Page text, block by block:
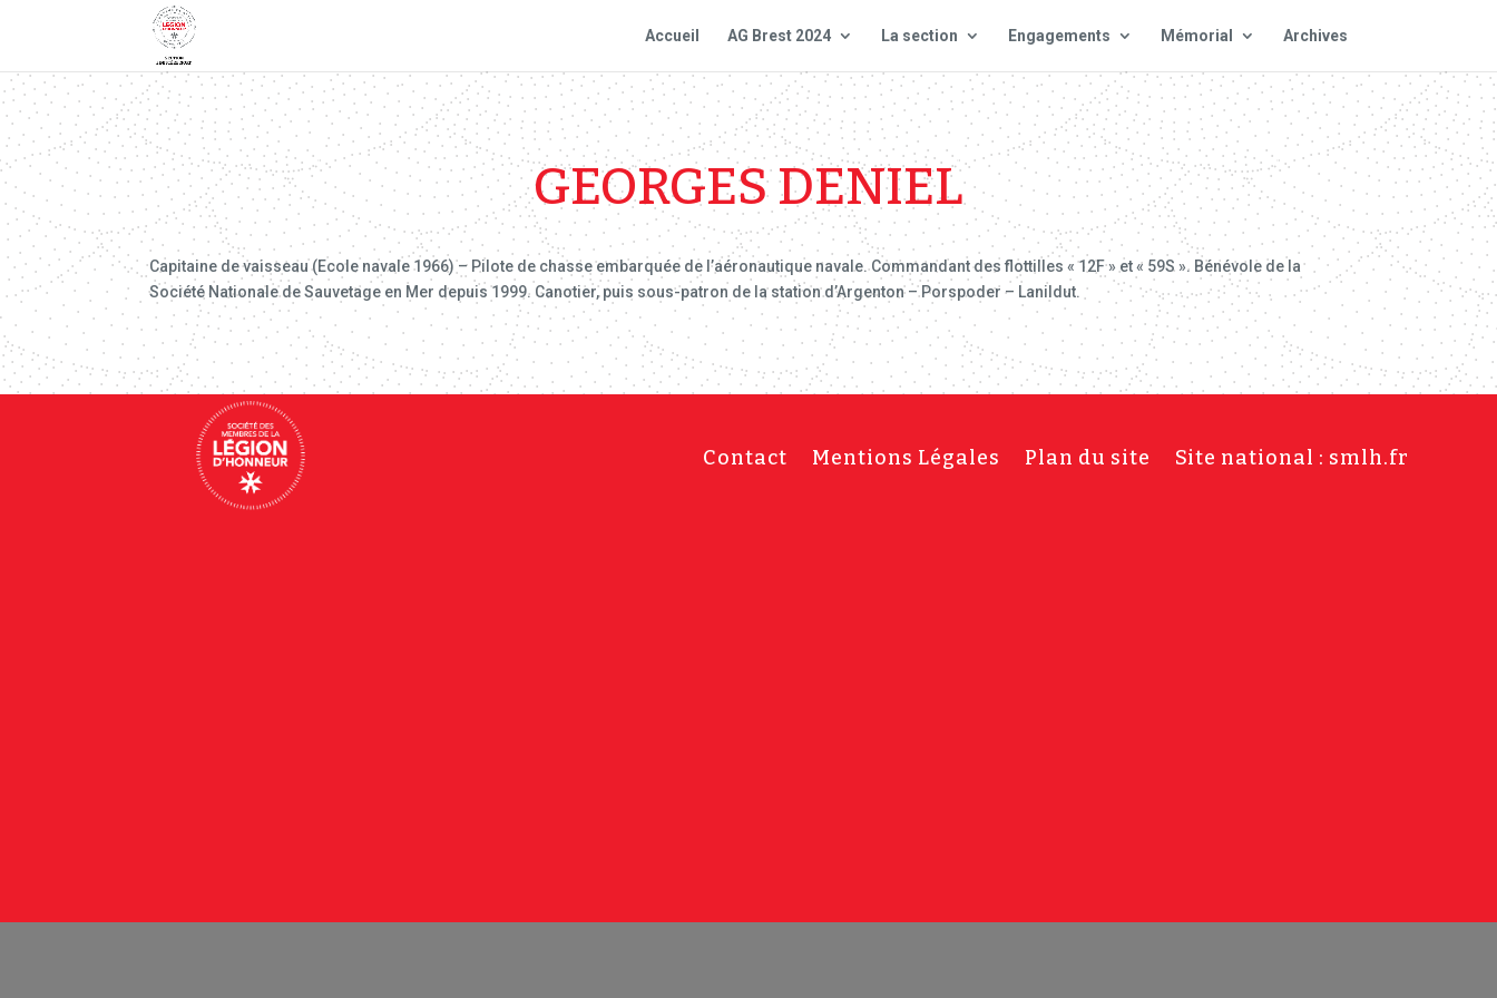
Accueil AG Brest 2024 La section Engagements Mémorial Archives
GEORGES DENIEL
Capitaine de vaisseau (Ecole navale 1966) – Pilote de chasse embarquée de l’aéronautique navale. Commandant des flottilles « 12F » et « 59S ». Bénévole de la
Société Nationale de Sauvetage en Mer depuis 1999. Canotier, puis sous-patron de la station d’Argenton – Porspoder – Lanildut.
Contact Mentions Légales Plan du site Site national : smlh.fr